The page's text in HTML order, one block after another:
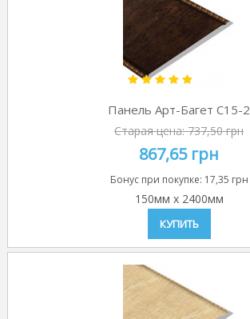
Панель Арт-Багет C15-2
Старая цена:737,50 грн
867,65 грн
Бонус при покупке: 17,35 грн
150мм x 2400мм
КУПИТЬ